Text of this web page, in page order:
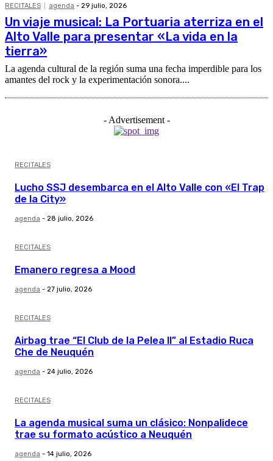
RECITALES agenda - 29 julio, 2026
Un viaje musical: La Portuaria aterriza en el
Alto Valle para presentar «La vida en la
tierra»
La agenda cultural de la región suma una fecha imperdible para los
amantes del rock y la experimentación sonora....
- Advertisement -
RECITALES
Lucho SSJ desembarca en el Alto Valle con «El Trap
de la City»
agenda - 28 julio, 2026
RECITALES
Emanero regresa a Mood
agenda - 27 julio, 2026
RECITALES
Airbag trae “El Club de la Pelea II” al Estadio Ruca
Che de Neuquén
agenda - 24 julio, 2026
RECITALES
La agenda musical suma un clásico: Nonpalidece
trae su formato acústico a Neuquén
agenda - 14 julio, 2026